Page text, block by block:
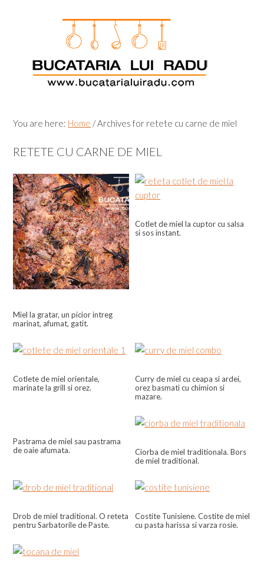
You are here: Home /Archives for retete cu carne de miel
RETETE CU CARNE DE MIEL
Miel la gratar, un picior intreg
marinat, afumat, gatit.
Cotlet de miel la cuptor cu salsa
si sos instant.
Cotlete de miel orientale,
marinate la grill si orez.
Curry de miel cu ceapa si ardei,
orez basmati cu chimion si
mazare.
Pastrama de miel sau pastrama
de oaie afumata.
Ciorba de miel traditionala. Bors
de miel traditional.
Drob de miel traditional. O reteta
pentru Sarbatorile de Paste.
Costite Tunisiene. Costite de miel
cu pasta harissa si varza rosie.